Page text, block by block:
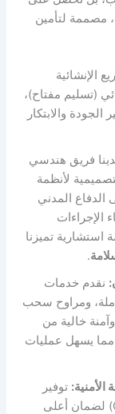
مصممة لتأمين
الإنشائية
(تسليم مفتاح)،
والابتكار
فريق هندسي
لأنظمة
الدفاع المدني
الإجراءات
استشارية تميزنا
.
نقدم خدمات
ومراوح سحب
خالية من
مما يسهل عمليات
الأمنية: توفير
حلول مراقبة ذكية ومخصصة (CCTV) لضمان أعلى